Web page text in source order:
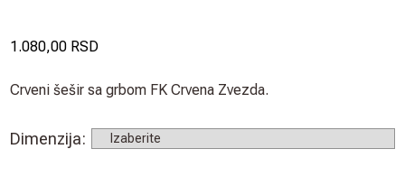
1.080,00 RSD
Crveni šešir sa grbom FK Crvena Zvezda.
Dimenzija: